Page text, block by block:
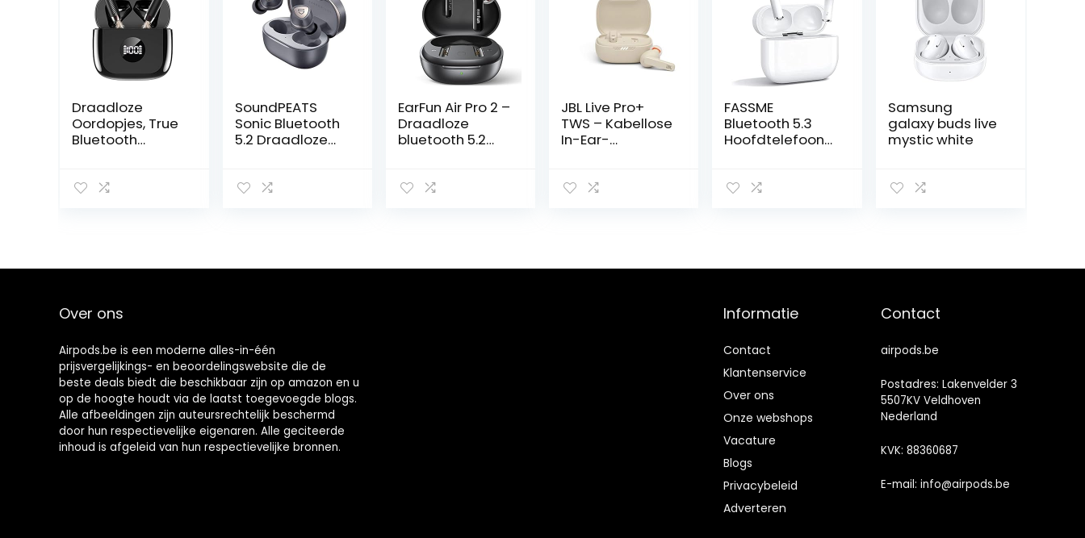
Draadloze
Oordopjes, True
Bluetooth
SoundPEATS
Sonic Bluetooth
5.2 Draadloze
Oordopjes
Hoofdtelefoon
EarFun Air Pro 2 –
Draadloze
bluetooth 5.2
noise cancelling
JBL Live Pro+
TWS – Kabellose
In-Ear-
in Beige – Bis zu
JBLLIVEPROPTWS
FASSME
Bluetooth 5.3
Hoofdtelefoon
oordopjes,
Control30H,
Samsung
galaxy buds live
mystic white
Over ons
Airpods.be is een moderne alles-in-één
prijsvergelijkings- en beoordelingswebsite die de
beste deals biedt die beschikbaar zijn op amazon en u
op de hoogte houdt via de laatst toegevoegde blogs.
Alle afbeeldingen zijn auteursrechtelijk beschermd
door hun respectievelijke eigenaren. Alle geciteerde
inhoud is afgeleid van hun respectievelijke bronnen.
Informatie
Contact
Klantenservice
Over ons
Onze webshops
Vacature
Blogs
Privacybeleid
Adverteren
Contact
airpods.be
Postadres: Lakenvelder 3
5507KV Veldhoven
Nederland
KVK: 88360687
E-mail:info@airpods.be